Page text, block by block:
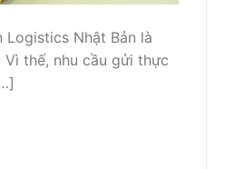
Logistics Nhật Bản là
thế, nhu cầu gửi thực